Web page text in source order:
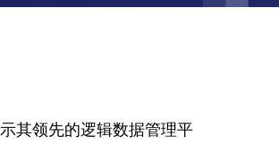
其领先的逻辑数据管理平